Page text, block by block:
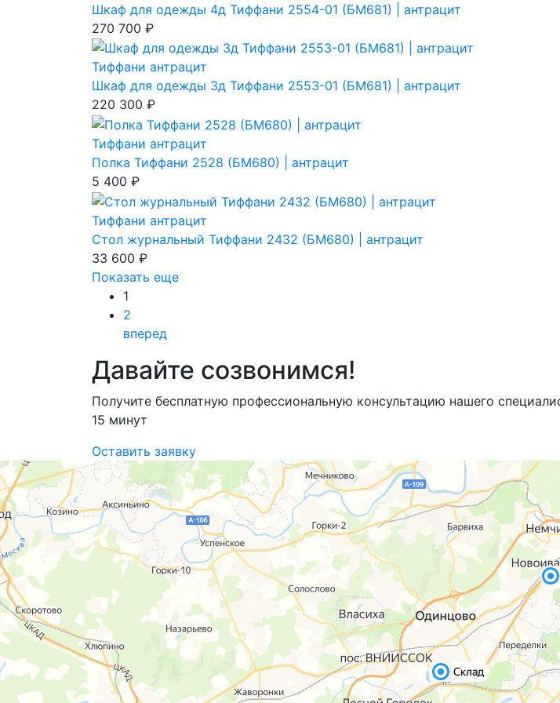
Шкаф для одежды 4д Тиффани 2554-01 (БМ681) | антрацит
270 700 ₽
Тиффани антрацит
Шкаф для одежды 3д Тиффани 2553-01 (БМ681) | антрацит
220 300 ₽
Тиффани антрацит
Полка Тиффани 2528 (БМ680) | антрацит
5 400 ₽
Тиффани антрацит
Стол журнальный Тиффани 2432 (БМ680) | антрацит
33 600 ₽
Показать еще
1
2
вперед
Давайте созвонимся!
Получите бесплатную профессиональную консультацию нашего
15 минут
Оставить заявку